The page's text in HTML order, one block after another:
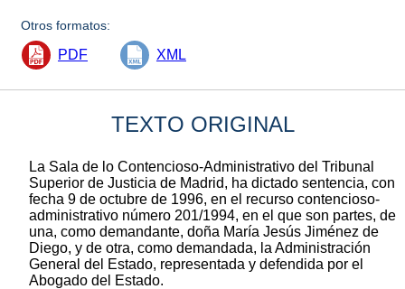
Otros formatos:
PDF XML
TEXTO ORIGINAL
La Sala de lo Contencioso-Administrativo del Tribunal
Superior de Justicia de Madrid, ha dictado sentencia, con
fecha 9 de octubre de 1996, en el recurso contencioso-
administrativo número 201/1994, en el que son partes, de
una, como demandante, doña María Jesús Jiménez de
Diego, y de otra, como demandada, la Administración
General del Estado, representada y defendida por el
Abogado del Estado.